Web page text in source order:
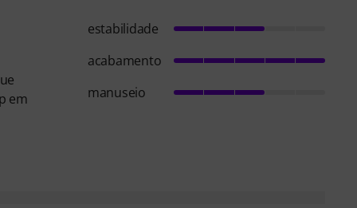
em
estabilidade
acabamento
manuseio